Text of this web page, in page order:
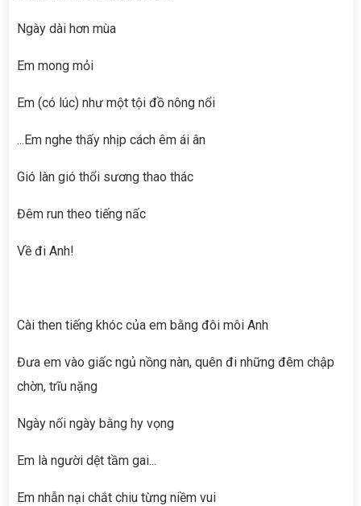
Ngày dài hơn mùa
Em mong mỏi
Em (có lúc) như một tội đồ nông nổi
...Em nghe thấy nhịp cách êm ái ân
Gió làn gió thổi sương thao thác
Đêm run theo tiếng nấc
Về đi Anh!
Cài then tiếng khóc của em bằng đôi môi Anh
Đưa em vào giấc ngủ nồng nàn, quên đi những đêm chập
chờn, trĩu nặng
Ngày nối ngày bằng hy vọng
Em là người dệt tầm gai...
Em nhẫn nại chắt chiu từng niềm vui